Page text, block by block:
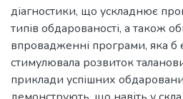
діагностики, що ускладнює
типів обдарованості, а також
впровадженні програми, яка б
стимулювала розвиток
приклади успішних